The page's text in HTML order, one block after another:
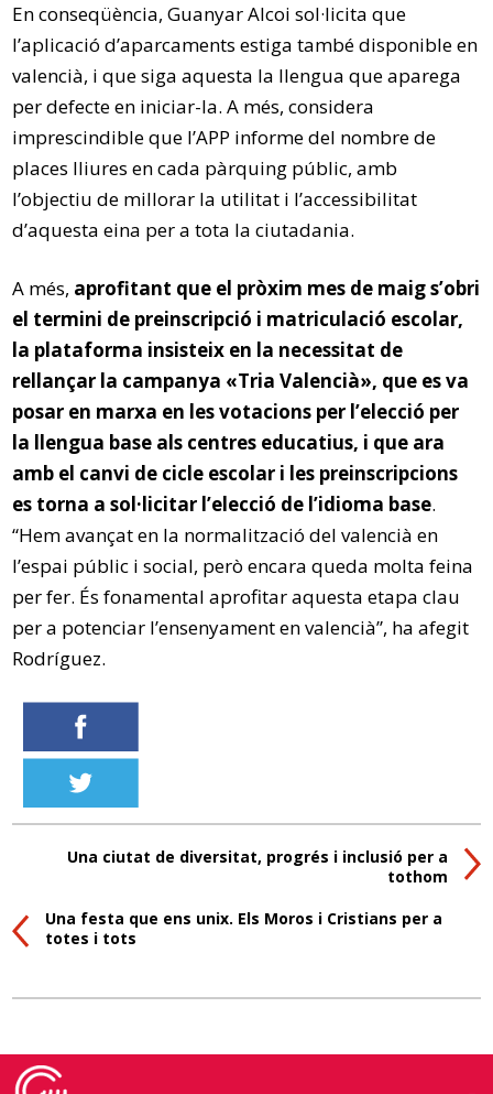
En conseqüència, Guanyar Alcoi sol·licita que
l’aplicació d’aparcaments estiga també disponible en
valencià, i que siga aquesta la llengua que aparega
per defecte en iniciar-la. A més, considera
imprescindible que l’APP informe del nombre de
places lliures en cada pàrquing públic, amb
l’objectiu de millorar la utilitat i l’accessibilitat
d’aquesta eina per a tota la ciutadania.
A més, aprofitant que el pròxim mes de maig s’obri
el termini de preinscripció i matriculació escolar,
la plataforma insisteix en la necessitat de
rellançar la campanya «Tria Valencià», que es va
posar en marxa en les votacions per l’elecció per
la llengua base als centres educatius, i que ara
amb el canvi de cicle escolar i les preinscripcions
es torna a sol·licitar l’elecció de l’idioma base.
“Hem avançat en la normalització del valencià en
l’espai públic i social, però encara queda molta feina
per fer. És fonamental aprofitar aquesta etapa clau
per a potenciar l’ensenyament en valencià”, ha afegit
Rodríguez.
Una ciutat de diversitat, progrés i inclusió per a
tothom
Una festa que ens unix. Els Moros i Cristians per a
totes i tots